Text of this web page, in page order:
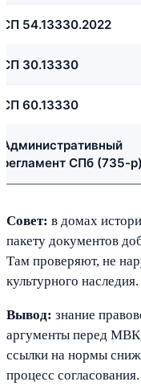
СП 54.13330.2022
СП 30.13330
СП 60.13330
Административный
регламент СПб (735-р)
Совет: в домах
пакету документов
Там проверяют, не
культурного наследия.
Вывод: знание
аргументы перед
ссылки на нормы
процесс согласования.